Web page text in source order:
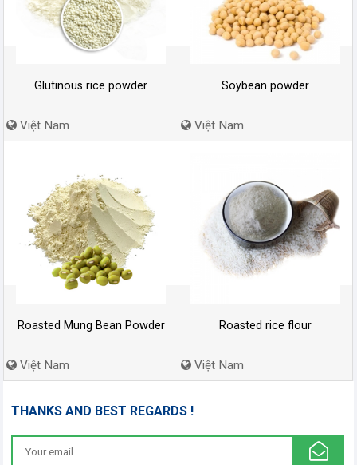
Glutinous rice powder
Việt Nam
Soybean powder
Việt Nam
Roasted Mung Bean Powder
Việt Nam
Roasted rice flour
Việt Nam
THANKS AND BEST REGARDS !